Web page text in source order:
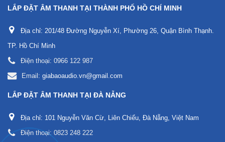
LẮP ĐẶT ÂM THANH TẠI THÀNH PHỐ HỒ CHÍ MINH
Địa chỉ: 201/48 Đường Nguyễn Xí, Phường 26, Quận Bình Thạnh.
TP. Hồ Chí Minh
Điện thoại: 0966 122 987
Email: giabaoaudio.vn@gmail.com
LẮP ĐẶT ÂM THANH TẠI ĐÀ NẴNG
Địa chỉ: 101 Nguyễn Văn Cừ, Liên Chiểu, Đà Nẵng, Việt Nam
Điện thoại: 0823 248 222